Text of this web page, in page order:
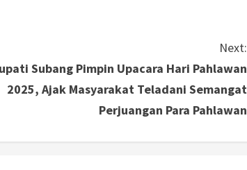
Next:
Subang Pimpin Upacara Hari Pahlawan
2025, Ajak Masyarakat Teladani Semangat
Perjuangan Para Pahlawan